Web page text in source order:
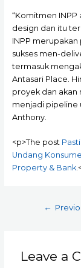
“Komitmen
design dan itu
INPP
sukses men-
termasuk
Antasari Place.
proyek dan akan
menjadi pipeline
Anthony.
<p>The post
Undang
Property & Bank
←
Leave a